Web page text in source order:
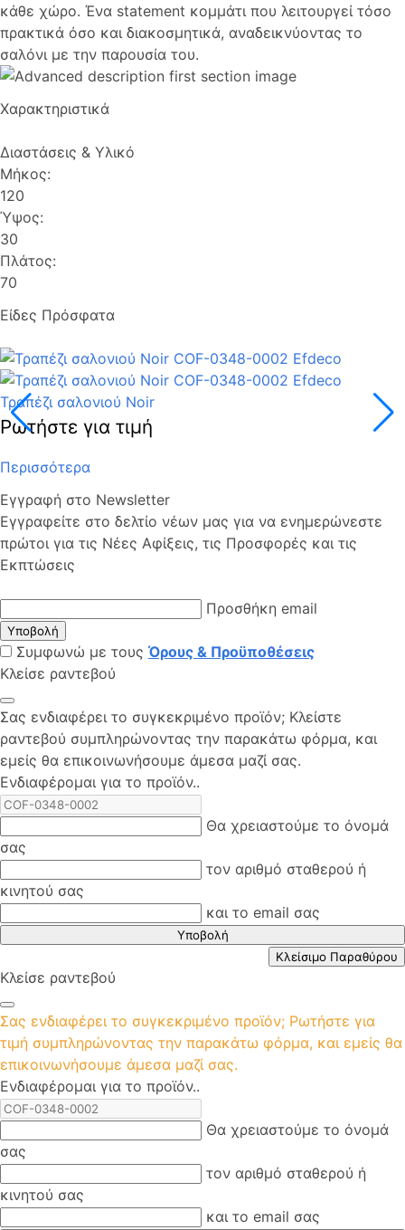
κάθε χώρο. Ένα statement κομμάτι που λειτουργεί τόσο
πρακτικά όσο και διακοσμητικά, αναδεικνύοντας το
σαλόνι με την παρουσία του.
Χαρακτηριστικά
Διαστάσεις & Υλικό
Μήκος:
120
Ύψος:
30
Πλάτος:
70
Είδες Πρόσφατα
Τραπέζι σαλονιού Noir
Ρωτήστε για τιμή
Περισσότερα
Εγγραφή στο Newsletter
Εγγραφείτε στο δελτίο νέων μας για να ενημερώνεστε
πρώτοι για τις Νέες Αφίξεις, τις Προσφορές και τις
Εκπτώσεις
Προσθήκη email
Υποβολή
Συμφωνώ με τους Όρους & Προϋποθέσεις
Κλείσε ραντεβού
Σας ενδιαφέρει το συγκεκριμένο προϊόν; Kλείστε
ραντεβού συμπληρώνοντας την παρακάτω φόρμα, και
εμείς θα επικοινωνήσουμε άμεσα μαζί σας.
Ενδιαφέρομαι για το προϊόν..
Θα χρειαστούμε το όνομά
σας
τον αριθμό σταθερού ή
κινητού σας
και το email σας
Υποβολή
Κλείσιμο Παραθύρου
Κλείσε ραντεβού
Σας ενδιαφέρει το συγκεκριμένο προϊόν; Ρωτήστε για
τιμή συμπληρώνοντας την παρακάτω φόρμα, και εμείς θα
επικοινωνήσουμε άμεσα μαζί σας.
Ενδιαφέρομαι για το προϊόν..
Θα χρειαστούμε το όνομά
σας
τον αριθμό σταθερού ή
κινητού σας
και το email σας